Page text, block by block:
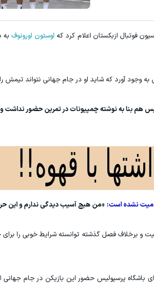
فوتبال ازبکستان اعلام کرد که اوستون اورونوف
وجود آورد که شاید او در جام جهانی نتواند تیمش
هم بنا به نوشته چمپیونات در تمرین حضور نداشت
نشده است: «من هیچ آسیب دیدگی ندارم و این
برخلاف فصل گذشته توانسته شرایط خوبی را برای
پرسپولیس حضور این بازیکن در جام جهانی از